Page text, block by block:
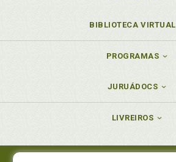
BIBLIOTECA VIRTUAL
PROGRAMAS
JURUÁDOCS
LIVREIROS